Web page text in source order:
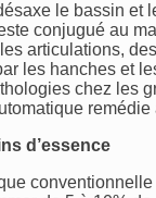
le bassin et
conjugué au
articulations,
les hanches et
chez les
remédie
d’essence